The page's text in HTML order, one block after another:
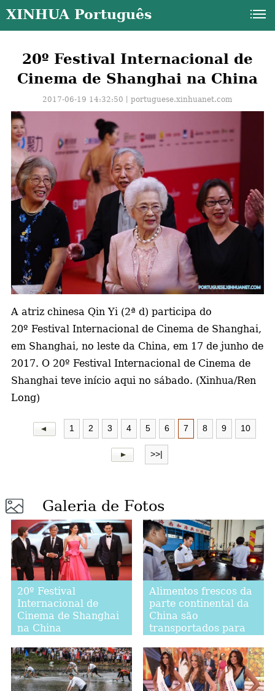
XINHUA Português
20º Festival Internacional de
Cinema de Shanghai na China
2017-06-19 14:32:50丨portuguese.xinhuanet.com
A atriz chinesa Qin Yi (2ª d) participa do
20º Festival Internacional de Cinema de Shanghai,
em Shanghai, no leste da China, em 17 de junho de
2017. O 20º Festival Internacional de Cinema de
Shanghai teve início aqui no sábado. (Xinhua/Ren
Long)
1 2 3 4 5 6 7 8 9 10
>>|
Galeria de Fotos
20º Festival
Internacional de
Cinema de Shanghai
na China
Alimentos frescos da
parte continental da
China são
transportados para
Kong